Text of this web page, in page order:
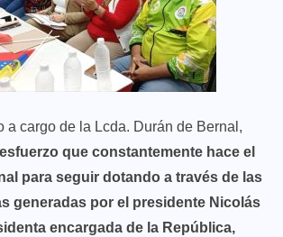
a cargo de la Lcda. Durán de Bernal,
que constantemente hace el
para seguir dotando a través de las
generadas por el presidente Nicolás
encargada de la República,